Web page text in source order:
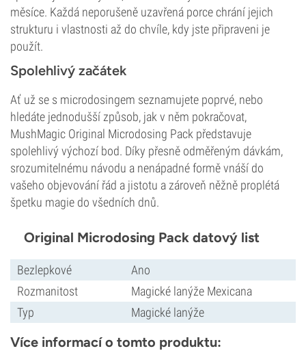
měsíce. Každá neporušeně uzavřená porce chrání jejich
strukturu i vlastnosti až do chvíle, kdy jste připraveni je
použít.
Spolehlivý začátek
Ať už se s microdosingem seznamujete poprvé, nebo
hledáte jednodušší způsob, jak v něm pokračovat,
MushMagic Original Microdosing Pack představuje
spolehlivý výchozí bod. Díky přesně odměřeným dávkám,
srozumitelnému návodu a nenápadné formě vnáší do
vašeho objevování řád a jistotu a zároveň něžně proplétá
špetku magie do všedních dnů.
Original Microdosing Pack datový list
Bezlepkové
Ano
Rozmanitost
Magické lanýže Mexicana
Typ
Magické lanýže
Více informací o tomto produktu: